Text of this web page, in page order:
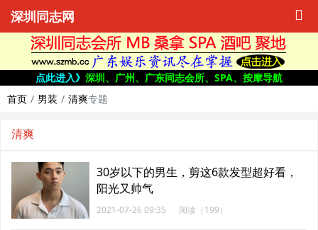
深圳同志网
点此进入》 深圳、广州、广东同志会所、SPA、按摩导航
首页
男装 清爽专题
清爽
30岁以下的男生，剪这6款发型超好看，
阳光又帅气
2021-07-26 09:35 阅读（199）